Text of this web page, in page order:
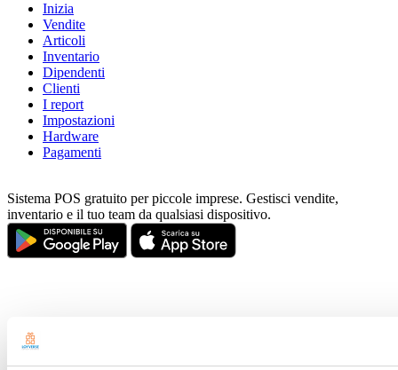
Inizia
Vendite
Articoli
Inventario
Dipendenti
Clienti
I report
Impostazioni
Hardware
Pagamenti
Sistema POS gratuito per piccole imprese. Gestisci vendite,
inventario e il tuo team da qualsiasi dispositivo.